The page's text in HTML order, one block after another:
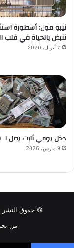
نيبو مول: أسطورة
تنبض بالحياة في قلب
2 أبريل، 2026
دخل يومي ثابت يصل لـ 570 جنيهًا
9 مارس، 2026
© حقوق النشر 2024، جميع الحقوق محفوظة | كلام بنات
من